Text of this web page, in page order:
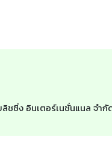
ชิ่ง อินเตอร์เนชั่นแนล จำกั